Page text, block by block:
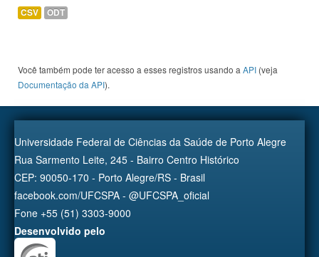
CSV ODT
Você também pode ter acesso a esses registros usando a API (veja
Documentação da API).
Universidade Federal de Ciências da Saúde de Porto Alegre
Rua Sarmento Leite, 245 - Bairro Centro Histórico
CEP: 90050-170 - Porto Alegre/RS - Brasil
facebook.com/UFCSPA - @UFCSPA_oficial
Fone +55 (51) 3303-9000
Desenvolvido pelo